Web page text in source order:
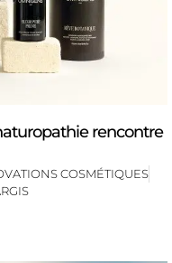
rencontre
COSMÉTIQUES